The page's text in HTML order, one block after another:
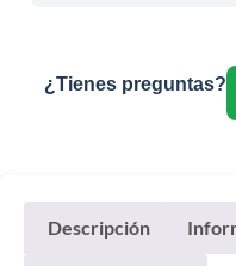
¿Tienes preguntas?
Descripción